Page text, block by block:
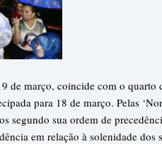
de março, coincide com o quarto
para 18 de março. Pelas
segundo sua ordem de
em relação à solenidade dos